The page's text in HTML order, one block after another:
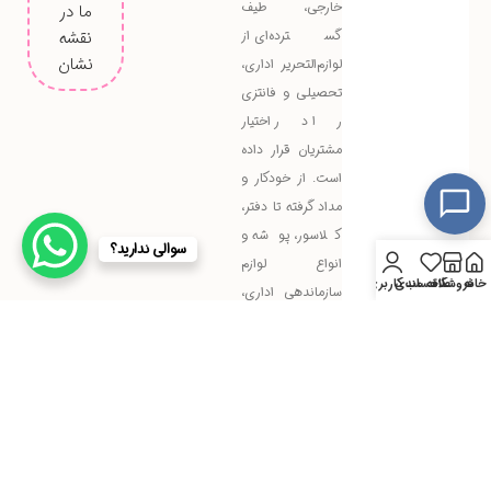
خارجی، طیف
گسترده‌ای از
لوازم‌التحریر اداری،
تحصیلی و فانتزی
را در اختیار
مشتریان قرار داده
است. از خودکار و
مداد گرفته تا دفتر،
کلاسور، پوشه و
انواع لوازم
سازماندهی اداری،
ما در
نقشه
نشان
سوالی ندارید؟
خانهفروشگاهعلاقه مندی
حساب کاربری من